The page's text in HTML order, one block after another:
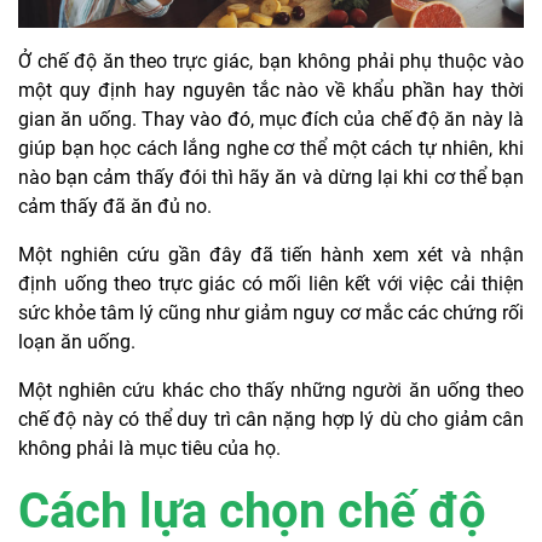
Ở chế độ ăn theo trực giác, bạn không phải phụ thuộc vào
một quy định hay nguyên tắc nào về khẩu phần hay thời
gian ăn uống. Thay vào đó, mục đích của chế độ ăn này là
giúp bạn học cách lắng nghe cơ thể một cách tự nhiên, khi
nào bạn cảm thấy đói thì hãy ăn và dừng lại khi cơ thể bạn
cảm thấy đã ăn đủ no.
Một nghiên cứu gần đây đã tiến hành xem xét và nhận
định uống theo trực giác có mối liên kết với việc cải thiện
sức khỏe tâm lý cũng như giảm nguy cơ mắc các chứng rối
loạn ăn uống.
Một nghiên cứu khác cho thấy những người ăn uống theo
chế độ này có thể duy trì cân nặng hợp lý dù cho giảm cân
không phải là mục tiêu của họ.
Cách lựa chọn chế độ